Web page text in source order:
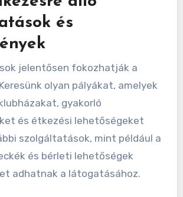
és
jelentősen fokozhatják a
olyan pályákat, amelyek
gyakorló
és étkezési lehetőségeket
szolgáltatások, mint például a
és bérleti lehetőségek
adhatnak a látogatásához.